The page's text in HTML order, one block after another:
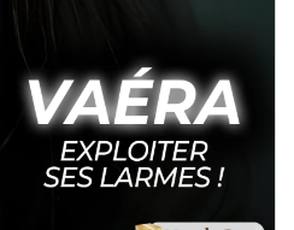
places pour étudier en groupe sur Zoom
donner son Maasser
de donner son Maasser